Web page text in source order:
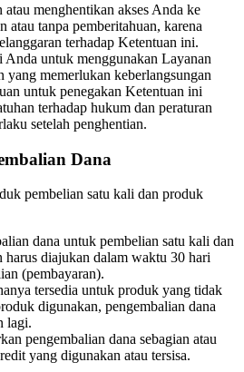
menghentikan akses Anda ke
atau tanpa pemberitahuan, karena
terhadap Ketentuan ini.
Anda untuk menggunakan Layanan
yang memerlukan keberlangsungan
untuk penegakan Ketentuan ini
terhadap hukum dan peraturan
setelah penghentian.
Dana
pembelian satu kali dan produk
dana untuk pembelian satu kali dan
harus diajukan dalam waktu 30 hari
(pembayaran).
tersedia untuk produk yang tidak
digunakan, pengembalian dana
lagi.
pengembalian dana sebagian atau
yang digunakan atau tersisa.